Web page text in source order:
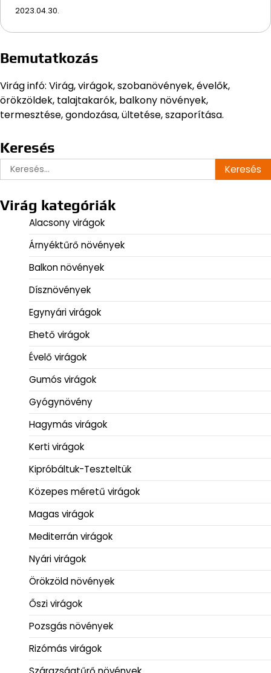
2023.04.30.
Bemutatkozás
Virág infó: Virág, virágok, szobanövények, évelők,
örökzöldek, talajtakarók, balkony növények,
termesztése, gondozása, ültetése, szaporítása.
Keresés
Keresés:
Virág kategóriák
Alacsony virágok
Árnyéktűrő növények
Balkon növények
Dísznövények
Egynyári virágok
Ehető virágok
Évelő virágok
Gumós virágok
Gyógynövény
Hagymás virágok
Kerti virágok
Kipróbáltuk-Teszteltük
Közepes méretű virágok
Magas virágok
Mediterrán virágok
Nyári virágok
Örökzöld növények
Őszi virágok
Pozsgás növények
Rizómás virágok